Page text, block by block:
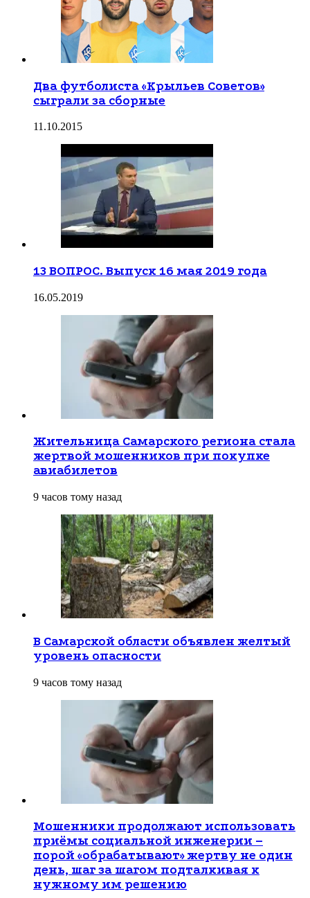
Два футболиста «Крыльев Советов»
сыграли за сборные
11.10.2015
13 ВОПРОС. Выпуск 16 мая 2019 года
16.05.2019
Жительница Самарского региона стала
жертвой мошенников при покупке
авиабилетов
9 часов тому назад
В Самарской области объявлен желтый
уровень опасности
9 часов тому назад
Мошенники продолжают использовать
приёмы социальной инженерии –
порой «обрабатывают» жертву не один
день, шаг за шагом подталкивая к
нужному им решению